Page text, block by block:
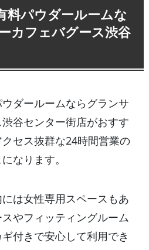
料パウダールームな
カフェバグース渋谷
ダールームならグランサ
谷センター街店がおすす
セス抜群な24時間営業の
なります。
は女性専用スペースもあ
やフィッティングルーム
付きで安心して利用でき